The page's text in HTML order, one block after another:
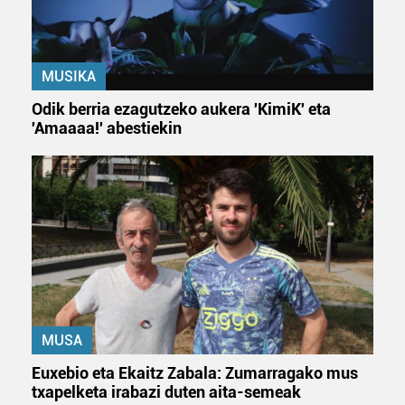
MUSIKA
Odik berria ezagutzeko aukera 'KimiK' eta
'Amaaaa!' abestiekin
MUSA
Euxebio eta Ekaitz Zabala: Zumarragako mus
txapelketa irabazi duten aita-semeak